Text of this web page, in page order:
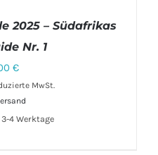
2025 – Südafrikas
Nr. 1
€
MwSt.
4 Werktage